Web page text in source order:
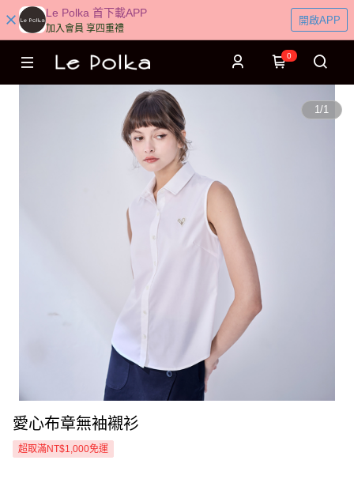
Le Polka 首下載APP
加入會員 享四重禮
開啟APP
0
1/1
愛心布章無袖襯衫
超取滿NT$1,000免運